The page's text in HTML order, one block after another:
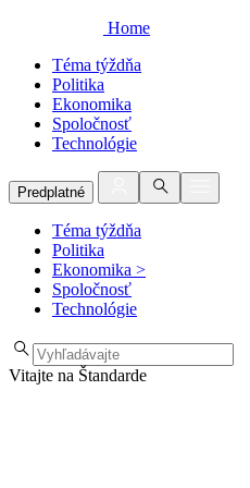
Home
Téma týždňa
Politika
Ekonomika
Spoločnosť
Technológie
Predplatné
Téma týždňa
Politika
Ekonomika >
Spoločnosť
Technológie
Vitajte na Štandarde